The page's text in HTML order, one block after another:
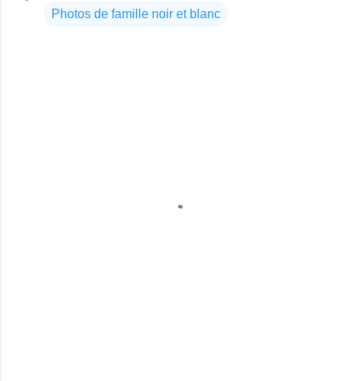
Photos de famille noir et blanc